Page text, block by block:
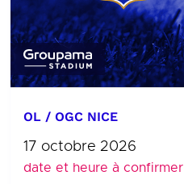
OL / OGC NICE
17 octobre 2026
date et heure à confirmer